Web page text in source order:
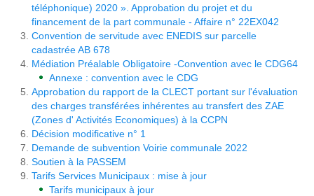
téléphonique) 2020 ». Approbation du projet et du
financement de la part communale - Affaire n° 22EX042
Convention de servitude avec ENEDIS sur parcelle
cadastrée AB 678
Médiation Préalable Obligatoire -Convention avec le CDG64
Annexe : convention avec le CDG
Approbation du rapport de la CLECT portant sur l'évaluation
des charges transférées inhérentes au transfert des ZAE
(Zones d' Activités Economiques) à la CCPN
Décision modificative n° 1
Demande de subvention Voirie communale 2022
Soutien à la PASSEM
Tarifs Services Municipaux : mise à jour
Tarifs municipaux à jour